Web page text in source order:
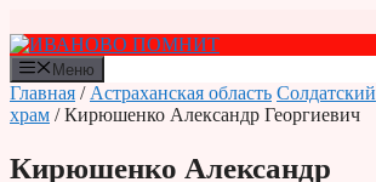
к
содержимому
Меню
Главная / Астраханская область Солдатский
храм / Кирюшенко Александр Георгиевич
Кирюшенко Александр